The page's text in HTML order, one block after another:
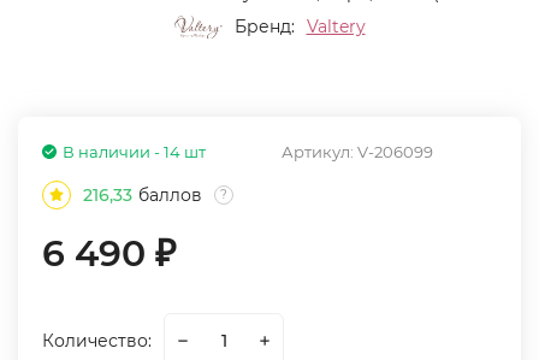
Бренд:
Valtery
Артикул: V-206099
В наличии - 14 шт
216,33 баллов ?
6 490 ₽
Количество: